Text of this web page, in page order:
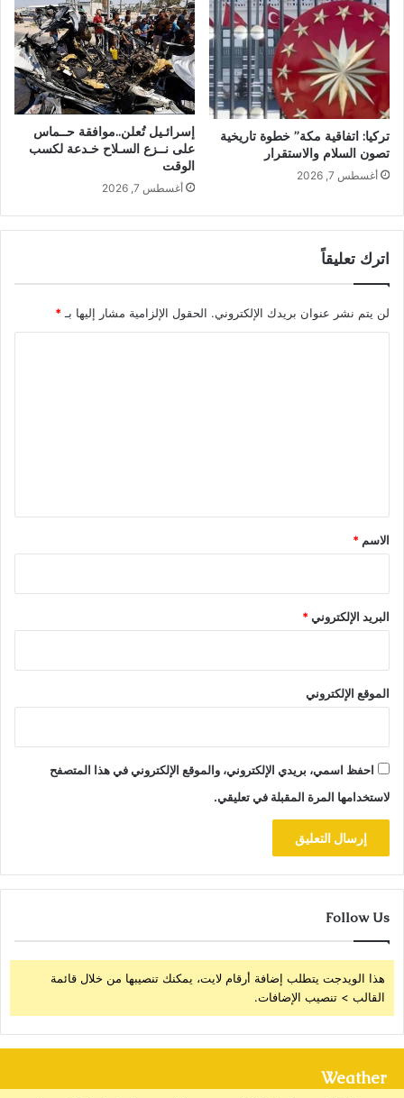
تركيا: اتفاقية مكة” خطوة تاريخية
تصون السلام والاستقرار
أغسطس 7, 2026
إسرائـيل تُعلن..موافقة حــماس
على نــزع السـلاح خـدعة لكسب
الوقت
أغسطس 7, 2026
اترك تعليقاً
لن يتم نشر عنوان بريدك الإلكتروني. الحقول الإلزامية مشار إليها بـ *
*
الاسم *
البريد الإلكتروني*
الموقع الإلكتروني
احفظ اسمي، بريدي الإلكتروني، والموقع الإلكتروني في هذا المتصفح
لاستخدامها المرة المقبلة في تعليقي.
Follow Us
هذا الويدجت يتطلب إضافة أرقام لايت، يمكنك تنصيبها من خلال قائمة
القالب > تنصيب الإضافات.
Weather